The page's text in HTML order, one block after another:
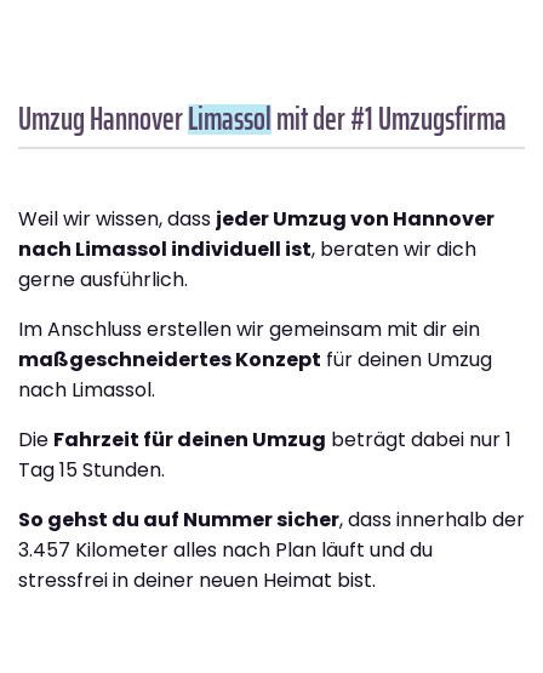
Umzug HannoverLimassolmit der #1 Umzugsfirma
Weil wir wissen, dass jeder Umzug von Hannover
nach Limassol individuell ist, beraten wir dich
gerne ausführlich.
Im Anschluss erstellen wir gemeinsam mit dir ein
maßgeschneidertes Konzept für deinen Umzug
nach Limassol.
Die Fahrzeit für deinen Umzug beträgt dabei nur 1
Tag 15 Stunden.
So gehst du auf Nummer sicher, dass innerhalb der
3.457 Kilometer alles nach Plan läuft und du
stressfrei in deiner neuen Heimat bist.